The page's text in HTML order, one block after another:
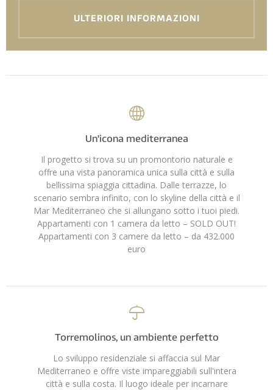
ULTERIORI INFORMAZIONI
Un'icona mediterranea
Il progetto si trova su un promontorio naturale e
offre una vista panoramica unica sulla città e sulla
bellissima spiaggia cittadina. Dalle terrazze, lo
scenario sembra infinito, con lo skyline della città e il
Mar Mediterraneo che si allungano sotto i tuoi piedi.
Appartamenti con 1 camera da letto – SOLD OUT!
Appartamenti con 3 camere da letto – da 432.000
euro
Torremolinos, un ambiente perfetto
Lo sviluppo residenziale si affaccia sul Mar
Mediterraneo e offre viste impareggiabili sull'intera
città e sulla costa. Il luogo ideale per incarnare